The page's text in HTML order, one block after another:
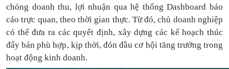
chóng doanh thu, lợi nhuận qua hệ thống Dashboard báo
cáo trực quan, theo thời gian thực. Từ đó, chủ doanh nghiệp
có thểđưa ra các quyết định, xây dựng các kế hoạch thúc
đẩy bán phù hợp, kịp thời, đón đầu cơ hội tăng trưởng trong
hoạt động kinh doanh.